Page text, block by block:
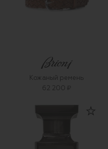
Кожаный ремень
62 200 ₽